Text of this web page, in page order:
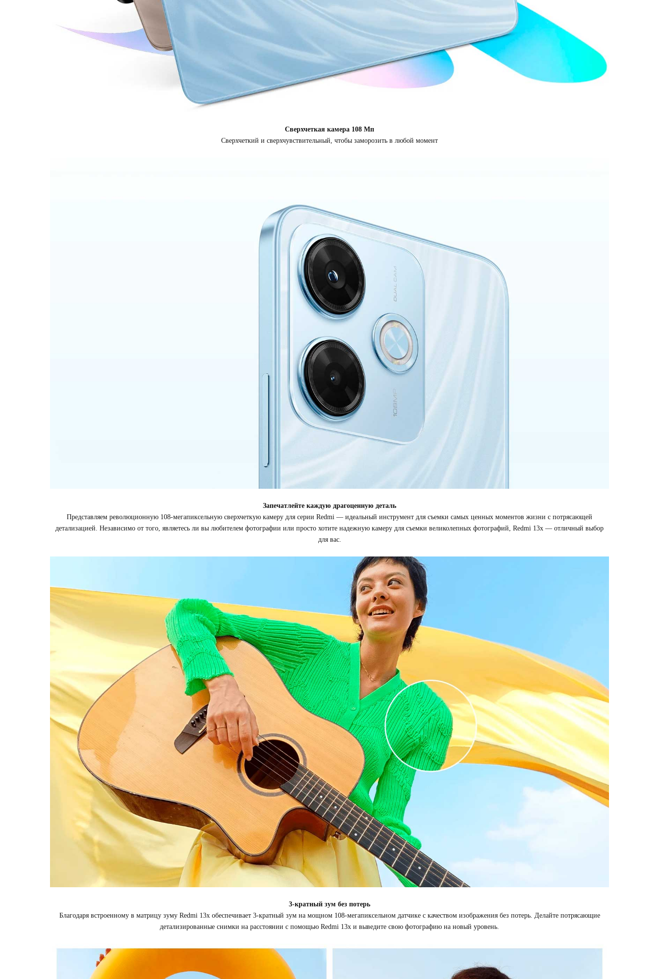
Сверхчеткая камера 108 Мп
Сверхчеткий и сверхчувствительный, чтобы заморозить в любой момент
Запечатлейте каждую драгоценную деталь
Представляем революционную 108-мегапиксельную сверхчеткую камеру для серии Redmi — идеальный инструмент для съемки самых ценных моментов жизни с потрясающей
детализацией. Независимо от того, являетесь ли вы любителем фотографии или просто хотите надежную камеру для съемки великолепных фотографий, Redmi 13x — отличный выбор
для вас.
3-кратный зум без потерь
Благодаря встроенному в матрицу зуму Redmi 13x обеспечивает 3-кратный зум на мощном 108-мегапиксельном датчике с качеством изображения без потерь. Делайте потрясающие
детализированные снимки на расстоянии с помощью Redmi 13x и выведите свою фотографию на новый уровень.